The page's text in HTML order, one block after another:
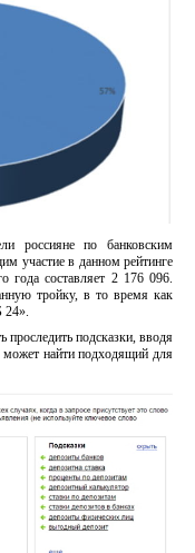
россияне по банковским
участие в данном рейтинге
года составляет 2 176 096.
тройку, в то время как
24».
проследить подсказки, вводя
может найти подходящий для